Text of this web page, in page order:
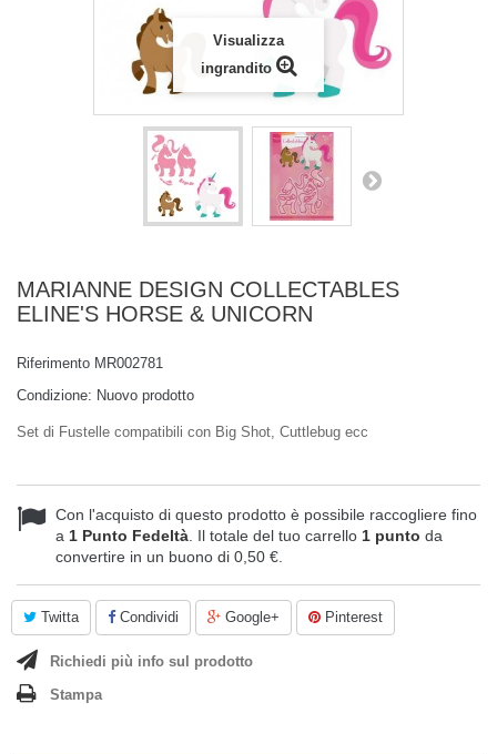
Visualizza
ingrandito
MARIANNE DESIGN COLLECTABLES
ELINE'S HORSE & UNICORN
Riferimento MR002781
Condizione: Nuovo prodotto
Set di Fustelle compatibili con Big Shot, Cuttlebug ecc
Con l'acquisto di questo prodotto è possibile raccogliere fino
a 1 Punto Fedeltà . Il totale del tuo carrello 1 punto da
convertire in un buono di 0,50 €
Twitta Condividi Google+ Pinterest
Richiedi più info sul prodotto
Stampa